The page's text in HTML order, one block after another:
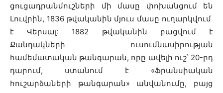
ցուցադրանմուշների մի մասը փոխանցում են
Լուվրին, 1836 թվականին մյուս մասը ուղարկվում
է Վերսալ: 1882 թվականին բացվում է
Քանդակների ուսումնասիրության
համեմատական թանգարան, որը ավելի ուշ՝ 20-րդ
դարում, ստանում է «Ֆրանսիական
հուշարձաների թանգարան» անվանումը, բայց